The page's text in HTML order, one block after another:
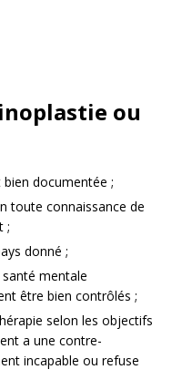
ou
documentée ;
toute connaissance de
;
donné ;
mentale
être bien contrôlés ;
selon les objectifs
a une contre-
incapable ou refuse